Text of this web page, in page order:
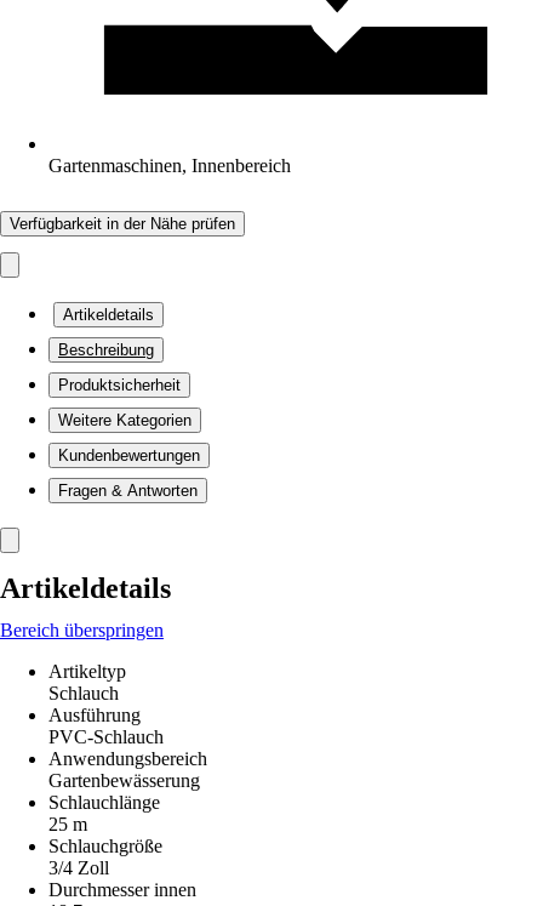
Gartenmaschinen, Innenbereich
Verfügbarkeit in der Nähe prüfen
Artikeldetails
Beschreibung
Produktsicherheit
Weitere Kategorien
Kundenbewertungen
Fragen & Antworten
Artikeldetails
Bereich überspringen
Artikeltyp
Schlauch
Ausführung
PVC-Schlauch
Anwendungsbereich
Gartenbewässerung
Schlauchlänge
25 m
Schlauchgröße
3/4 Zoll
Durchmesser innen